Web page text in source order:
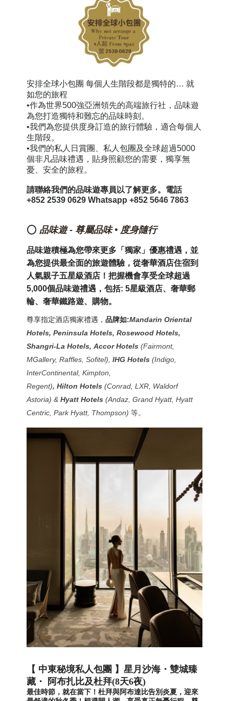
安排全球小包團 每個人生階段都是獨特的… 就
如您的旅程
•作為世界500強亞洲領先的高端旅行社，品味遊
為您打造獨特和難忘的品味時刻。
•我們為您提供度身訂造的旅行體驗，適合每個人
生階段。
•我們的私人日賞團、私人包團及全球超過5000
個非凡品味禮遇，貼身照顧您的需要，獨享無
憂、安全的旅程。
請聯絡我們的品味遊專員以了解更多。電話
+852 2539 0629 Whatsapp +8525646 7863
⭕ 品味遊-尊屬品味 • 度身隨行
品味遊積極為您帶來更多「獨家」優惠禮遇，並
為您提供最全面的旅遊體驗 ，從奢華酒店住宿到
人氣親子五星級酒店 ！把握機會享受全球超過
5,000個品味遊禮遇，包括: 5星級酒店、奢華郵
輪、奢華鐵路遊、購物。
尊享指定酒店獨家禮遇，品牌如:Mandarin Oriental
Hotels,Peninsula Hotels, Rosewood Hotels,
Shangri-La Hotels,Accor Hotels(Fairmont,
MGallery, Raffles, Sofitel) IHG Hotels(Indigo,
InterContinental, Kimpton,
Regent),HiltonHotels (Conrad, LXR, Waldorf
Astoria) & Hyatt Hotels (Andaz, Grand Hyatt, Hyatt
Centric, Park Hyatt, Thompson) 等。
【 中東秘境私人包團 】星月沙海・雙城臻
藏・ 阿布扎比及杜拜(8天6夜)
最佳時節，就在當下！杜拜與阿布達比告別炎夏，迎來